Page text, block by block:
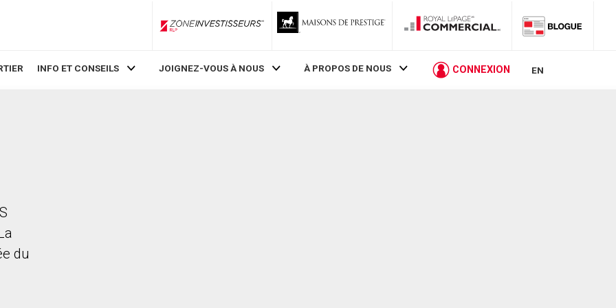
ZoneInvestisseurs RLP
INFO ET CONSEILS JOIGNEZ-VOUS À NOUS À PROPOS DE NOUS CONNEXION EN
du